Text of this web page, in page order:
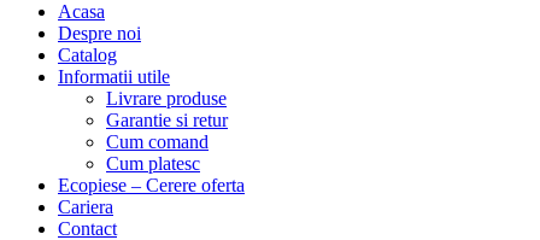
Acasa
Despre noi
Catalog
Informatii utile
Livrare produse
Garantie si retur
Cum comand
Cum platesc
Ecopiese – Cerere oferta
Cariera
Contact